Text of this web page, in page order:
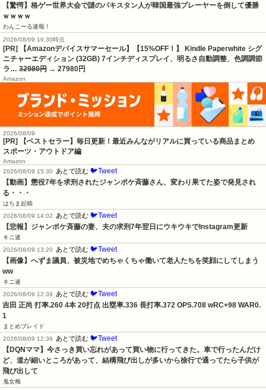
【驚愕】格ゲー世界大会で謎のパキスタン人が韓国最強プレーヤーを倒して優勝
ｗｗｗｗ
わんこーる速報！
2026/08/09 16:30時点
[PR] 【Amazonデバイスサマーセール】【15%OFF！】 Kindle Paperwhite シグ
ニチャーエディション (32GB) 7インチディスプレイ、明るさ自動調整、色調調節
ラ… 32980円 → 27980円
Amazon
2026/08/09
[PR] 【ベストセラー】毎日更新！最近みんながリアルに買っている商品まとめ
スポーツ・アウトドア編
Amazon
2026/08/09 15:30
あとで読む 🐦Tweet
【動画】懲役7年を求刑されたジャンポケ斉藤さん、変わり果てた姿で発見され
る・・・
はちま起稿
2026/08/09 14:02
あとで読む 🐦Tweet
【悲報】ジャンポケ斉藤の妻、夫の求刑7年翌日にウキウキでInstagram更新
キニ速
2026/08/09 13:20
あとで読む 🐦Tweet
【画像】へずま議員、被災地でめちゃくちゃ働いて老人たちを笑顔にしてしまう
ww
キニ速
2026/08/09 12:39
あとで読む 🐦Tweet
吉田 正尚 打率.260 4本 20打点 出塁率.336 長打率.372 OPS.708 wRC+98 WAR0.
1
まとめブレイド
2026/08/09 12:39
あとで読む 🐦Tweet
【DQNママ】今さっき買い忘れがあって買い物に行ってきた。車で行ったんだけ
ど、道が細いところがあって、結構飛び出しが多いから徐行で通ってたら子供が
飛び出して
鬼女梅